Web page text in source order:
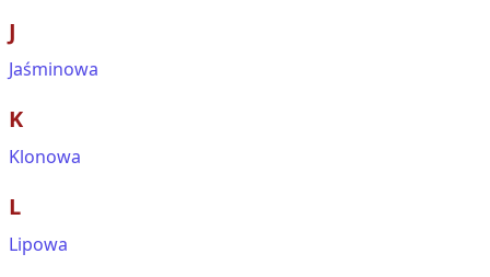
J
Jaśminowa
K
Klonowa
L
Lipowa